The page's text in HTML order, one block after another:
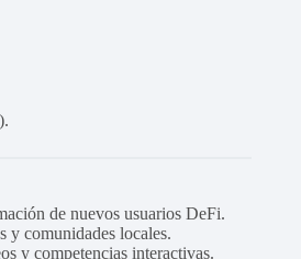
de nuevos usuarios DeFi.
y comunidades locales.
y competencias interactivas.